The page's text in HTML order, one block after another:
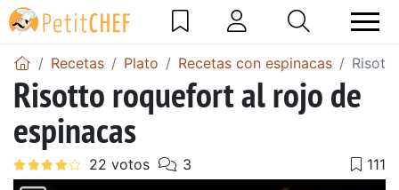
Recetas Plato Recetas con espinacas
Risotto roquefort al rojo de
espinacas